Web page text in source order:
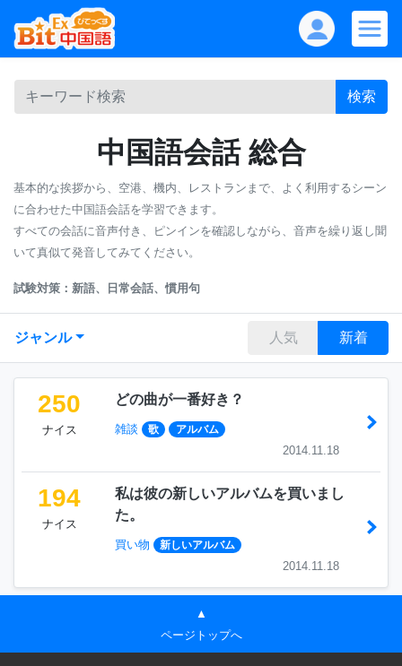
検索
中国語会話 総合
基本的な挨拶から、空港、機内、レストランまで、よく利用するシーン
に合わせた中国語会話を学習できます。
すべての会話に音声付き、ピンインを確認しながら、音声を繰り返し聞
いて真似て発音してみてください。
試験対策：新語、日常会話、慣用句
ジャンル 人気 新着
250
ナイス
どの曲が一番好き？
雑談 歌 アルバム
2014.11.18
194
ナイス
私は彼の新しいアルバムを買いまし
た。
買い物 新しいアルバム
2014.11.18
▲
ページトップへ